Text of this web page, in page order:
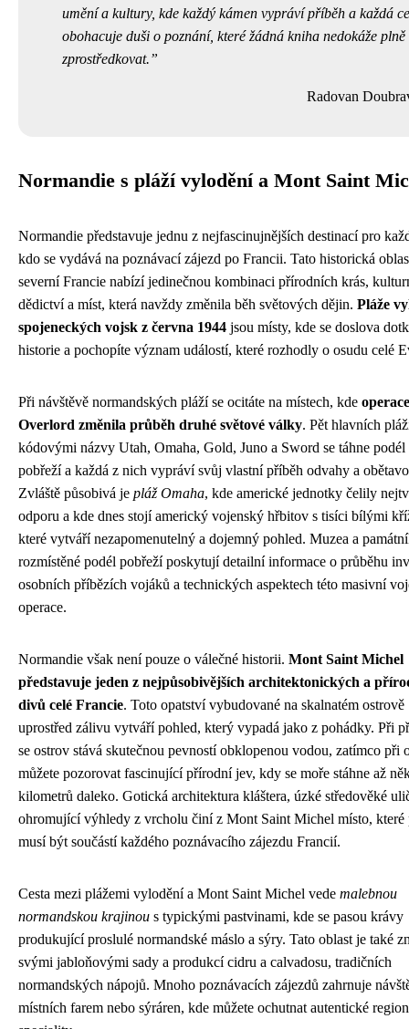
umění a kultury, kde každý kámen vypráví příběh a každá
obohacuje duši o poznání, které žádná kniha nedokáže plně
zprostředkovat.
Radovan
Normandie s pláží vylodění a Mont Saint
Normandie představuje jednu z nejfascinujnějších destinací pro
kdo se vydává na poznávací zájezd po Francii. Tato historická
severní Francie nabízí jedinečnou kombinaci přírodních krás,
dědictví a míst, která navždy změnila běh světových dějin. Pláže
spojeneckých vojsk z června 1944 jsou místy, kde se doslova
historie a pochopíte význam událostí, které rozhodly o osudu celé
Při návštěvě normandských pláží se ocitáte na místech, kde operace
Overlord změnila průběh druhé světové války. Pět hlavních
kódovými názvy Utah, Omaha, Gold, Juno a Sword se táhne podél
pobřeží a každá z nich vypráví svůj vlastní příběh odvahy a
Zvláště působivá je pláž Omaha, kde americké jednotky čelily
odporu a kde dnes stojí americký vojenský hřbitov s tisíci bílými
které vytváří nezapomenutelný a dojemný pohled. Muzea a
rozmístěné podél pobřeží poskytují detailní informace o průběhu
osobních příbězích vojáků a technických aspektech této masivní
operace.
Normandie však není pouze o válečné historii. Mont Saint Michel
představuje jeden z nejpůsobivějších architektonických a
divů celé Francie. Toto opatství vybudované na skalnatém ostrově
uprostřed zálivu vytváří pohled, který vypadá jako z pohádky. Při
se ostrov stává skutečnou pevností obklopenou vodou, zatímco při
můžete pozorovat fascinující přírodní jev, kdy se moře stáhne až
kilometrů daleko. Gotická architektura kláštera, úzké středověké
ohromující výhledy z vrcholu činí z Mont Saint Michel místo, které
musí být součástí každého poznávacího zájezdu Francií.
Cesta mezi plážemi vylodění a Mont Saint Michel vede malebnou
normandskou krajinou s typickými pastvinami, kde se pasou krávy
produkující proslulé normandské máslo a sýry. Tato oblast je také
svými jabloňovými sady a produkcí cidru a calvadosu, tradičních
normandských nápojů. Mnoho poznávacích zájezdů zahrnuje
místních farem nebo sýráren, kde můžete ochutnat autentické